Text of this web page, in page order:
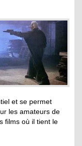
et se permet
les amateurs de
films où il tient le